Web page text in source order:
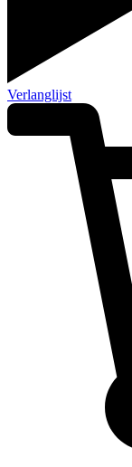
Verlanglijst